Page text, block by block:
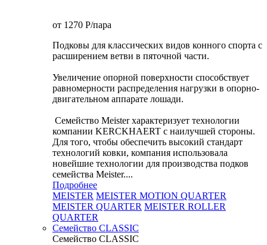
от 1270 P/пара
Подковы для классических видов конного спорта с
расширением ветви в пяточной части.
Увеличение опорной поверхности способствует
равномерности распределения нагрузки в опорно-
двигательном аппарате лошади.
Семейство Meister характеризует технологии
компании KERCKHAERT с наилучшей стороны.
Для того, чтобы обеспечить высокий стандарт
технологий ковки, компания использовала
новейшие технологии для производства подков
семейства Meister....
Подробнее
MEISTER MEISTER MOTION QUARTER
MEISTER QUARTER MEISTER ROLLER
QUARTER
Семейство CLASSIC
Семейство CLASSIC